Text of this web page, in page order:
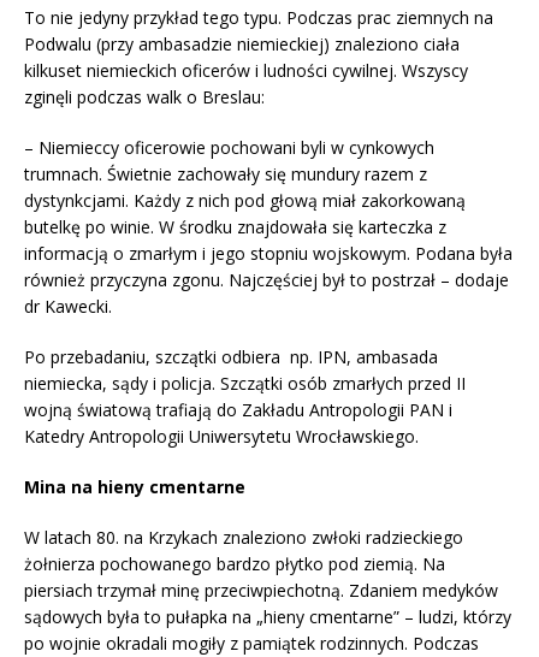
To nie jedyny przykład tego typu. Podczas prac ziemnych na
Podwalu (przy ambasadzie niemieckiej) znaleziono ciała
kilkuset niemieckich oficerów i ludności cywilnej. Wszyscy
zginęli podczas walk o Breslau:
– Niemieccy oficerowie pochowani byli w cynkowych
trumnach. Świetnie zachowały się mundury razem z
dystynkcjami. Każdy z nich pod głową miał zakorkowaną
butelkę po winie. W środku znajdowała się karteczka z
informacją o zmarłym i jego stopniu wojskowym. Podana była
również przyczyna zgonu. Najczęściej był to postrzał – dodaje
dr Kawecki.
Po przebadaniu, szczątki odbiera np. IPN, ambasada
niemiecka, sądy i policja. Szczątki osób zmarłych przed II
wojną światową trafiają do Zakładu Antropologii PAN i
Katedry Antropologii Uniwersytetu Wrocławskiego.
Mina na hieny cmentarne
W latach 80. na Krzykach znaleziono zwłoki radzieckiego
żołnierza pochowanego bardzo płytko pod ziemią. Na
piersiach trzymał minę przeciwpiechotną. Zdaniem medyków
sądowych była to pułapka na „hieny cmentarne” – ludzi, którzy
po wojnie okradali mogiły z pamiątek rodzinnych. Podczas